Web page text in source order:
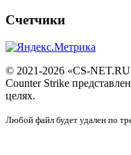
Счетчики
© 2021-2026 «CS-
Counter Strike
целях.
Любой файл будет удален по